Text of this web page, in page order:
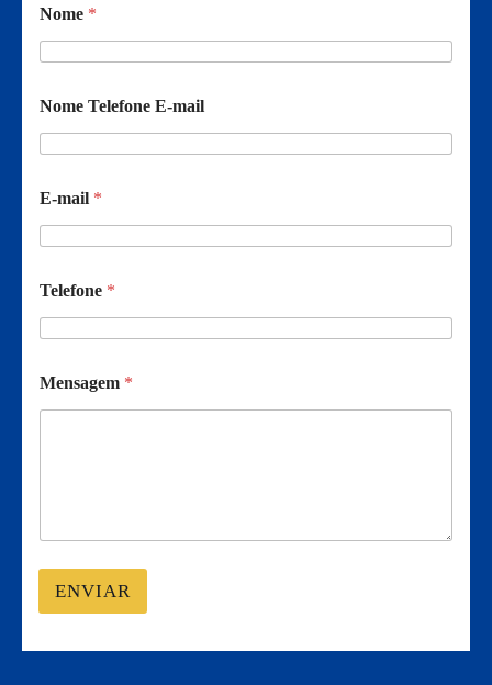
Nome *
Nome Telefone E-mail
E-mail *
Telefone *
Mensagem *
ENVIAR